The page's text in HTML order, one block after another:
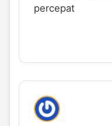
percepat